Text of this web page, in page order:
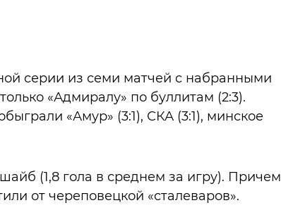
серии из семи матчей с набранными
«Адмиралу» по буллитам (2:3).
«Амур» (3:1), СКА (3:1), минское
(1,8 гола в среднем за игру). Причем
от череповецкой «сталеваров».